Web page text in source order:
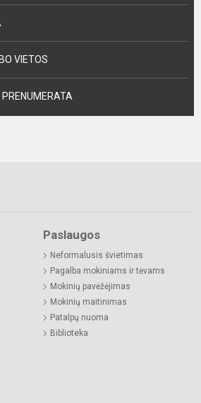
VIETOS
Paslaugos
Neformalusis švietimas
Pagalba mokiniams ir tėvams
Mokinių pavėžėjimas
Mokinių maitinimas
Patalpų nuoma
Biblioteka